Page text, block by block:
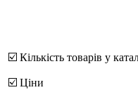
☑️ Кількість товарів у
☑️ Ціни